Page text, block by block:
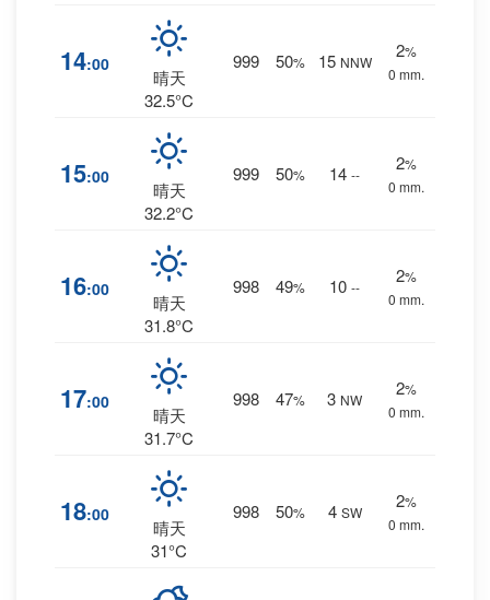
14:00
晴天
32.5°C
999 50% 15 NNW
2%
0 mm.
15:00
晴天
32.2°C
999 50% 14 --
2%
0 mm.
16:00
晴天
31.8°C
998 49% 10 --
2%
0 mm.
17:00
晴天
31.7°C
998 47% 3 NW
2%
0 mm.
18:00
晴天
31°C
998 50% 4 SW
2%
0 mm.